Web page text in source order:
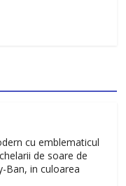
cu emblematicul
de soare de
Ban, in culoarea